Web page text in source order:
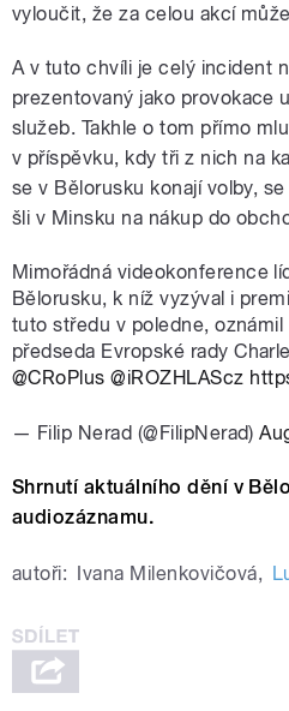
vyloučit, že za celou akcí
A v tuto chvíli je celý incident
prezentovaný jako provokace
služeb. Takhle o tom přímo
v příspěvku, kdy tři z nich na
se v Bělorusku konají volby,
šli v Minsku na nákup do
Mimořádná videokonference
Bělorusku, k níž vyzýval i
tuto středu v poledne,
předseda Evropské rady
@CRoPlus @iROZHLAScz
— Filip Nerad (@FilipNerad)
Shrnutí aktuálního dění v
audiozáznamu.
autoři: Ivana Milenkovičová,